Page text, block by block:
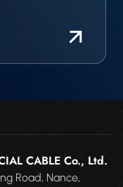
CABLE Co., Ltd.
Road, Nance,